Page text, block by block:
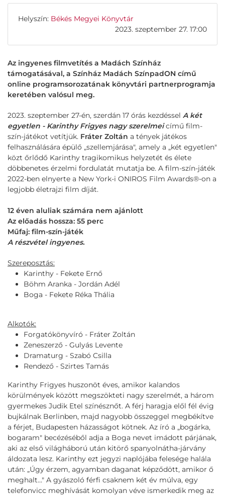
Helyszín: Békés Megyei Könyvtár
2023. szeptember 27. 17:00
Az ingyenes filmvetítés a Madách Színház
támogatásával, a Színház Madách SzínpadON című
online programsorozatának könyvtári partnerprogramja
keretében valósul meg.
2023. szeptember 27-én, szerdán 17 órás kezdéssel A két
egyetlen - Karinthy Frigyes nagy szerelmeicímű film-
szín-játékot vetítjük. Fráter Zoltán a tények játékos
felhasználására épülő „szellemjárása", amely a „két egyetlen"
közt őrlődő Karinthy tragikomikus helyzetét és élete
döbbenetes érzelmi fordulatát mutatja be. A film-szín-játék
2022-ben elnyerte a New York-i ONIROS Film Awards®-on a
legjobb életrajzi film díját.
12 éven aluliak számára nem ajánlott
Az előadás hossza: 55 perc
Műfaj: film-szín-játék
A részvétel ingyenes.
Szereposztás:
Karinthy - Fekete Ernő
Böhm Aranka - Jordán Adél
Boga - Fekete Réka Thália
Alkotók:
Forgatókönyvíró - Fráter Zoltán
Zeneszerző - Gulyás Levente
Dramaturg - Szabó Csilla
Rendező - Szirtes Tamás
Karinthy Frigyes huszonöt éves, amikor kalandos
körülmények között megszökteti nagy szerelmét, a három
gyermekes Judik Etel színésznőt. A férj haragja elől fél évig
bujkálnak Berlinben, majd nagyobb összeggel megbékítve
a férjet, Budapesten házasságot kötnek. Az író a „bogárka,
bogaram" becézéséből adja a Boga nevet imádott párjának,
aki az első világháború után kitörő spanyolnátha-járvány
áldozata lesz. Karinthy ezt jegyzi naplójába felesége halála
után: „Úgy érzem, agyamban daganat képződött, amikor ő
meghalt…" A gyászoló férfi csaknem két év múlva, egy
telefonvicc meghívását komolyan véve ismerkedik meg az